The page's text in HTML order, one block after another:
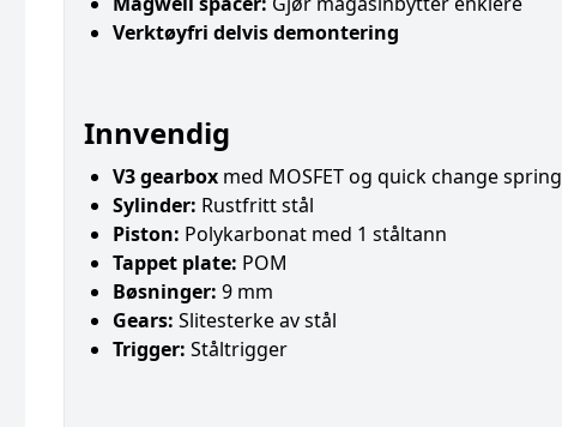
Verktøyfri delvis demontering
Innvendig
V3 gearbox med MOSFET og quick change spring
Sylinder: Rustfritt stål
Piston: Polykarbonat med 1 ståltann
Tappet plate: POM
Bøsninger: 9 mm
Gears: Slitesterke av stål
Trigger: Ståltrigger